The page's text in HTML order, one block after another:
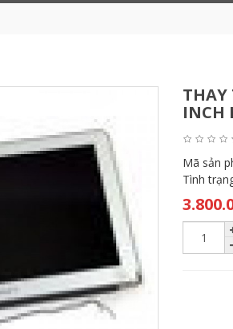
THAY
INCH
Mã sản
Tình